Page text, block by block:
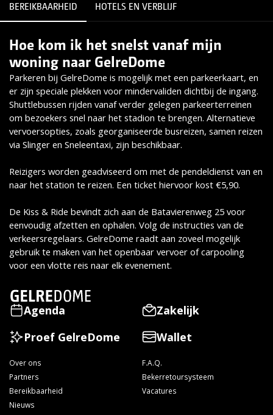
Lees meer
BEREIKBAARHEID HOTELS EN VERBLIJF
Hoe kom ik het snelst vanaf mijn
woning naar GelreDome
Parkeren bij GelreDome is mogelijk met een parkeerkaart, en
er zijn speciale plekken voor mindervaliden dichtbij de ingang.
Shuttlebussen rijden vanaf verder gelegen parkeerterreinen
om bezoekers snel naar het stadion te brengen. Alternatieve
vervoersopties, zoals georganiseerde busreizen, samen reizen
via Slinger en Sneleentaxi, zijn beschikbaar.
Reizigers worden geadviseerd om met de pendeldienst van en
naar het station te reizen. Een ticket hiervoor kost €5,90.
De Kiss & Ride bevindt zich aan de Batavierenweg 25 voor
eenvoudig afzetten en ophalen. Volg de instructies van de
verkeersregelaars. GelreDome raadt aan zoveel mogelijk
gebruik te maken van het openbaar vervoer of carpooling
voor een vlotte reis naar elk evenement.
Agenda
Zakelijk
Proef GelreDome
Wallet
Over ons
Partners
Bereikbaarheid
Nieuws
F.A.Q.
Bekerretoursysteem
Vacatures